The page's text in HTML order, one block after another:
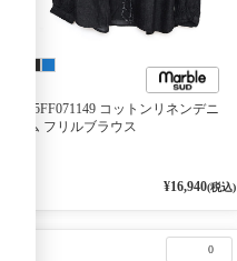
05FF071149 コットンリネンデニ
ム フリルブラウス
¥16,940(税込)
0